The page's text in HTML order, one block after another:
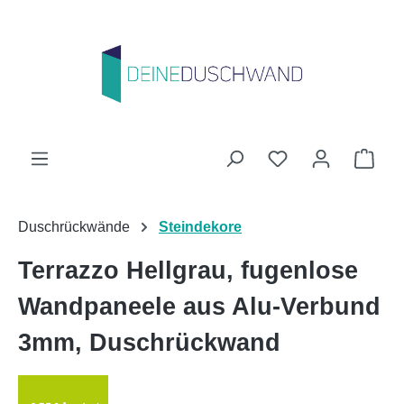
Du hast 0
Duschrückwände Steindekore
Terrazzo Hellgrau, fugenlose
Wandpaneele aus Alu-Verbund
3mm, Duschrückwand